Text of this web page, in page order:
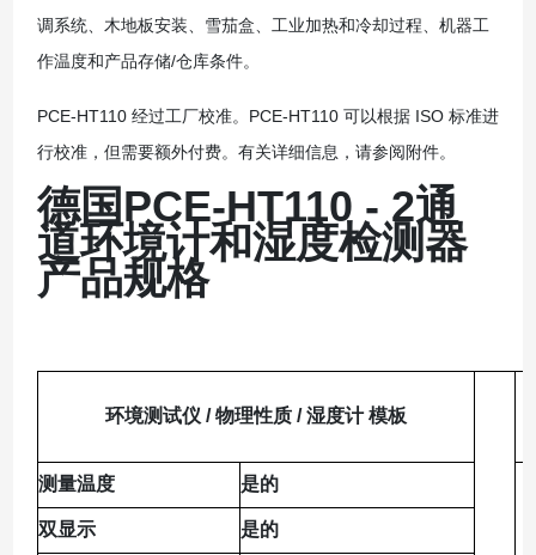
调系统、木地板安装、雪茄盒、工业加热和冷却过程、机器工
作温度和产品存储/仓库条件。
PCE-HT110 经过工厂校准。PCE-HT110 可以根据 ISO 标准进
行校准，但需要额外付费。有关详细信息，请参阅附件。
德国PCE-HT110 - 2通
道环境计和湿度检测器
产品规格
环境测试仪 / 物理性质 / 湿度计 模板
测量温度 是的
双显示 是的